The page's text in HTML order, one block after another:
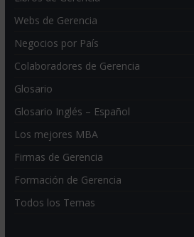
Webs de Gerencia
Negocios por País
Colaboradores de Gerencia
Glosario
Glosario Inglés – Español
Los mejores MBA
Firmas de Gerencia
Formación de Gerencia
Todos los Temas